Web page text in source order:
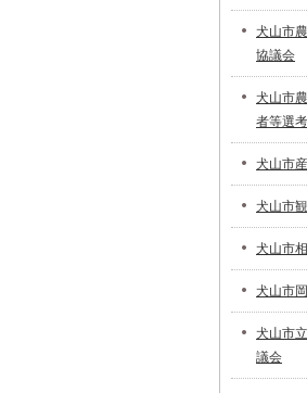
犬山市
協議会
犬山市
者等選
犬山市
犬山市
犬山市
犬山市
犬山市
議会